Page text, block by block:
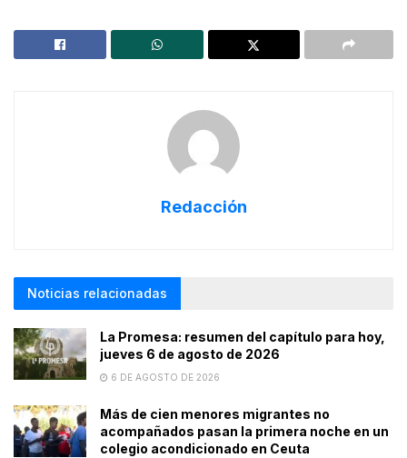
Redacción
Noticias relacionadas
La Promesa: resumen del capítulo para hoy,
jueves 6 de agosto de 2026
6 DE AGOSTO DE 2026
Más de cien menores migrantes no
acompañados pasan la primera noche en un
colegio acondicionado en Ceuta